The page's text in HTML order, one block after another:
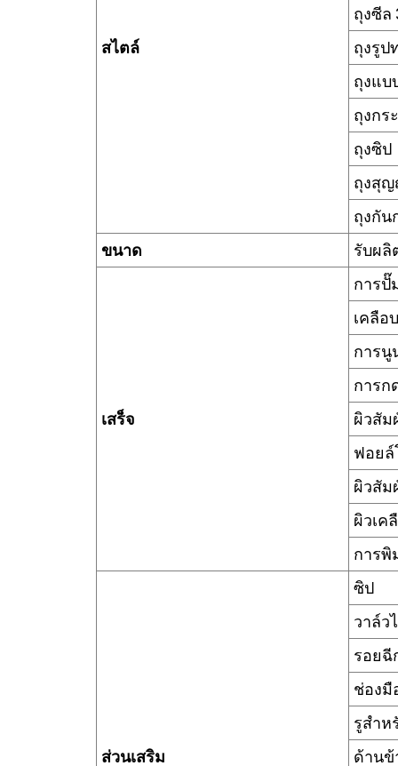
สไตล์
ถุงซีล
ถุงรูป
ถุงแบ
ถุงกร
ถุงซิป
ถุงสุ
ถุงกัน
ขนาด
รับผลิ
เสร็จ
การปั๊
เคลือ
การนู
การก
ผิวสัม
ฟอยล์
ผิวสัม
ผิวเค
การพิ
ส่วนเสริม
ซิป
วาล์ว
รอยฉี
ช่องมื
รูสำห
ด้านข้